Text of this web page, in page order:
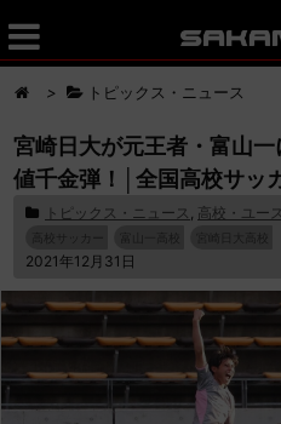
> トピックス・ニュース
宮崎日大が元王者・富山
値千金弾！│全国高校サッ
トピックス・ニュース , 高校・ユース
2021年12月31日